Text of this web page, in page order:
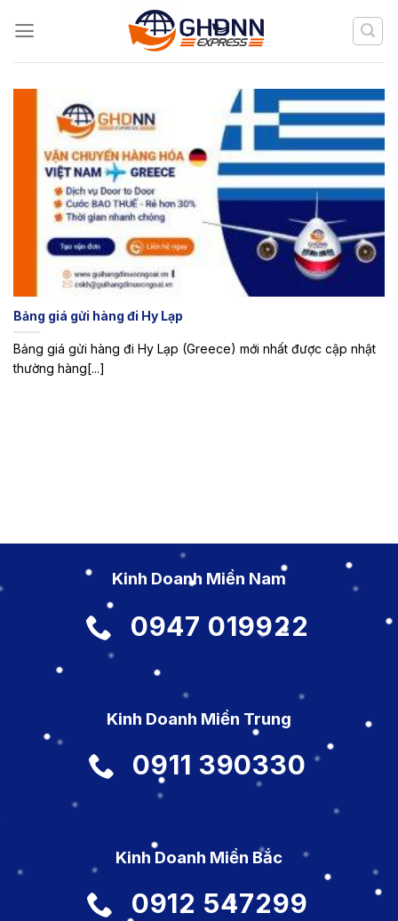
Bảng giá gửi hàng đi Hy Lạp
Bảng giá gửi hàng đi Hy Lạp (Greece) mới nhất được cập nhật
thường hàng[...]
Kinh Doanh Miền Nam
0947 019922
Kinh Doanh Miền Trung
0911 390330
Kinh Doanh Miền Bắc
0912 547299